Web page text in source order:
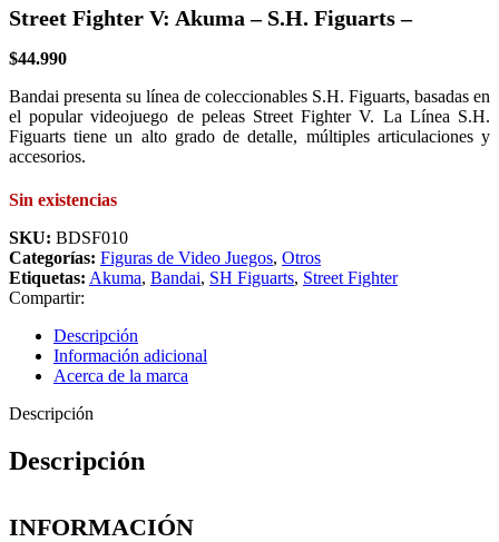
Street Fighter V: Akuma – S.H. Figuarts –
$44.990
Bandai presenta su línea de coleccionables S.H. Figuarts, basadas en
el popular videojuego de peleas Street Fighter V. La Línea S.H.
Figuarts tiene un alto grado de detalle, múltiples articulaciones y
accesorios.
Sin existencias
SKU: BDSF010
Categorías: Figuras de Video Juegos, Otros
Etiquetas: Akuma, Bandai, SH Figuarts, Street Fighter
Compartir:
Descripción
Información adicional
Acerca de la marca
Descripción
Descripción
INFORMACIÓN